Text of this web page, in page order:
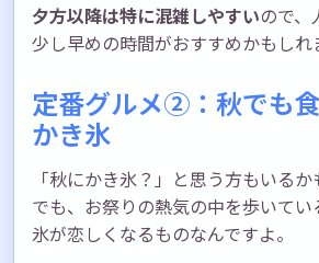
夕方以降は特に混雑しやすいので、
少し早めの時間がおすすめかもしれ
定番グルメ②：秋でも
かき氷
「秋にかき氷？」と思う方もいるか
でも、お祭りの熱気の中を歩いてい
氷が恋しくなるものなんですよ。